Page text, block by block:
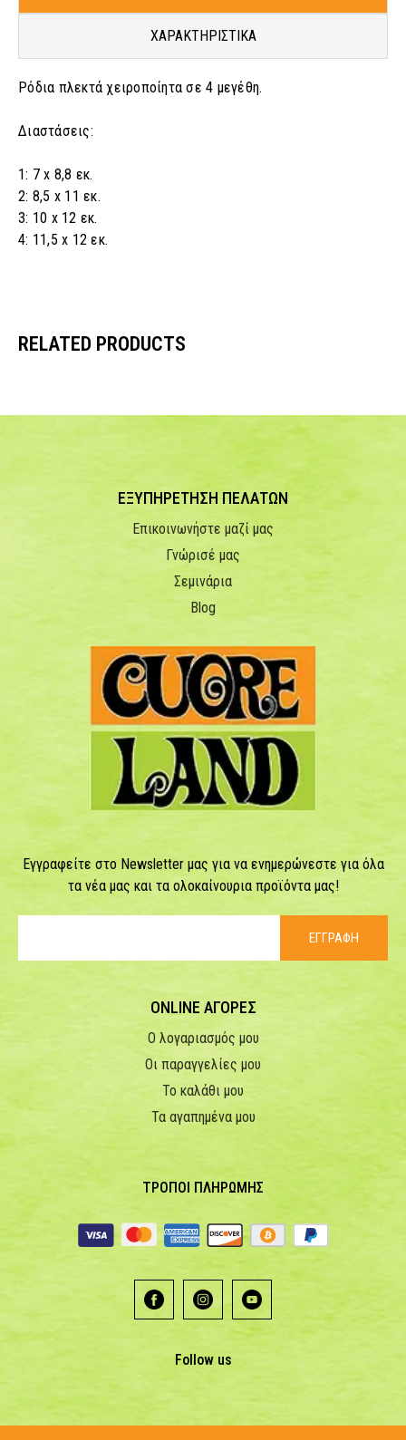
ΧΑΡΑΚΤΗΡΙΣΤΙΚΑ
Ρόδια πλεκτά χειροποίητα σε 4 μεγέθη.
Διαστάσεις:
1: 7 x 8,8 εκ.
2: 8,5 x 11 εκ.
3: 10 x 12 εκ.
4: 11,5 x 12 εκ.
RELATED PRODUCTS
ΕΞΥΠΗΡΕΤΗΣΗ ΠΕΛΑΤΩΝ
Επικοινωνήστε μαζί μας
Γνώρισέ μας
Σεμινάρια
Blog
Εγγραφείτε στο Newsletter μας για να ενημερώνεστε για όλα
τα νέα μας και τα ολοκαίνουρια προϊόντα μας!
ΕΓΓΡΑΦΗ
ONLINE ΑΓΟΡΕΣ
Ο λογαριασμός μου
Οι παραγγελίες μου
Το καλάθι μου
Τα αγαπημένα μου
ΤΡΟΠΟΙ ΠΛΗΡΩΜΗΣ
Follow us